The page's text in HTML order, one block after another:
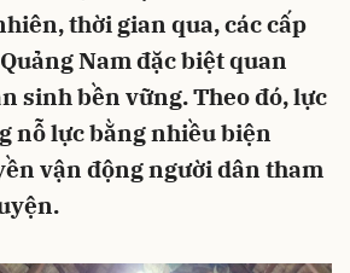
thời gian qua, các cấp
Nam đặc biệt quan
sinh bền vững. Theo đó, lực
nỗ lực bằng nhiều biện
vận động người dân tham